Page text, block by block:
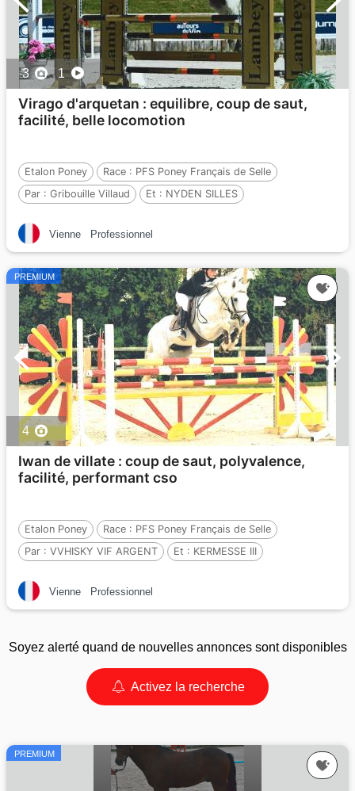
3 1
Virago d'arquetan : equilibre, coup de saut,
facilité, belle locomotion
Etalon Poney Race : PFS Poney Français de Selle
Par : Gribouille Villaud Et : NYDEN SILLES
Vienne
Professionnel
PREMIUM
4
Iwan de villate : coup de saut, polyvalence,
facilité, performant cso
Etalon Poney Race : PFS Poney Français de Selle
Par : VVHISKY VIF ARGENT Et : KERMESSE III
Vienne
Professionnel
Soyez alerté quand de nouvelles annonces sont disponibles
Activez la recherche
PREMIUM